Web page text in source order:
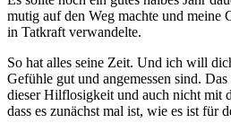
mutig auf den Weg machte und meine
in Tatkraft verwandelte.
So hat alles seine Zeit. Und ich will
Gefühle gut und angemessen sind.
dieser Hilflosigkeit und auch nicht mit
dass es zunächst mal ist, wie es ist für